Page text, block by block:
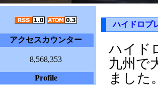
アクセスカウンター
8,568,353
Profile
ハイドロプ
ハイド
九州で
ました